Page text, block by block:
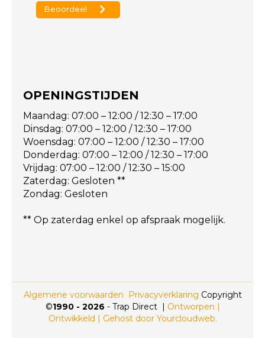
OPENINGSTIJDEN
Maandag: 07:00 – 12:00 / 12:30 – 17:00
Dinsdag: 07:00 – 12:00 / 12:30 – 17:00
Woensdag: 07:00 – 12:00 / 12:30 – 17:00
Donderdag: 07:00 – 12:00 / 12:30 – 17:00
Vrijdag: 07:00 – 12:00 / 12:30 – 15:00
Zaterdag: Gesloten **
Zondag: Gesloten
** Op zaterdag enkel op afspraak mogelijk.
Algemene voorwaarden Privacyverklaring Copyright
©1990 - 2026 - Trap Direct | Ontworpen |
Ontwikkeld | Gehost door Yourcloudweb.